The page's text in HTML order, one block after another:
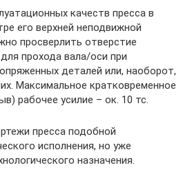
качеств пресса в
его верхней неподвижной
просверлить отверстие
прохода вала/оси при
деталей или, наоборот,
Максимальное кратковременное
рабочее усилие – ок. 10 тс.
пресса подобной
исполнения, но уже
назначения.